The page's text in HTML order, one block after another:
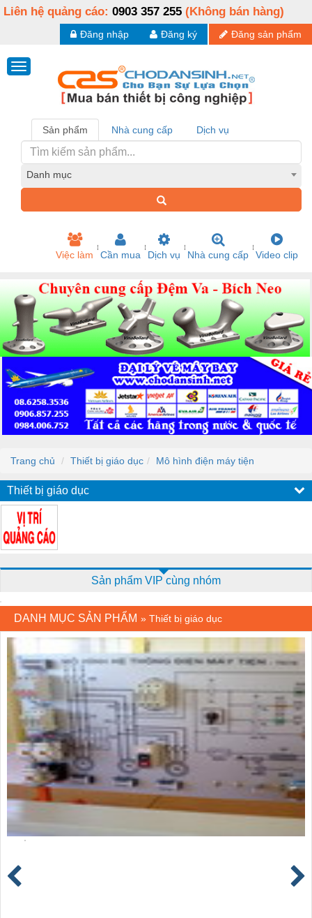
Liên hệ quảng cáo: 0903 357 255 (Không bán hàng)
Đăng sản phẩm
Đăng ký
Đăng nhập
Sản phẩm Nhà cung cấp Dịch vụ
Danh mục
Việc làm Cần mua Dịch vụ Nhà cung cấp Video clip
Trang chủ Thiết bị giáo dục Mô hình điện máy tiện
Thiết bị giáo dục
Sản phẩm VIP cùng nhóm
DANH MỤC SẢN PHẨM » Thiết bị giáo dục